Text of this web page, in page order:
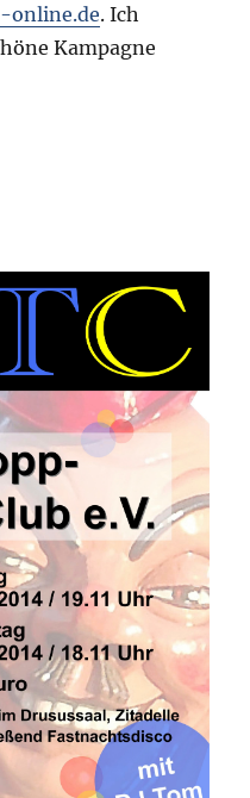
online.de. Ich
Kampagne